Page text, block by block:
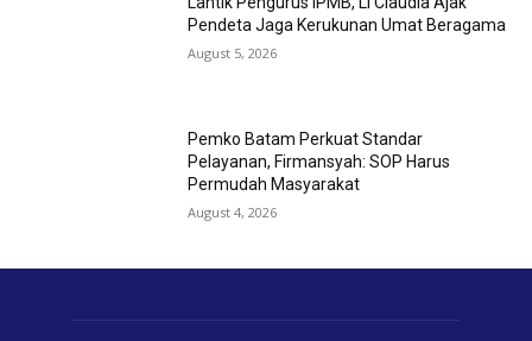
Pendeta Jaga Kerukunan Umat Beragama
August 5, 2026
Pemko Batam Perkuat Standar
Pelayanan, Firmansyah: SOP Harus
Permudah Masyarakat
August 4, 2026